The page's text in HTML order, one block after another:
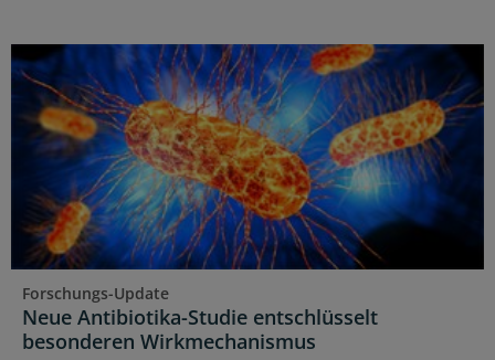
Forschungs-Update
Neue Antibiotika-Studie entschlüsselt
besonderen Wirkmechanismus